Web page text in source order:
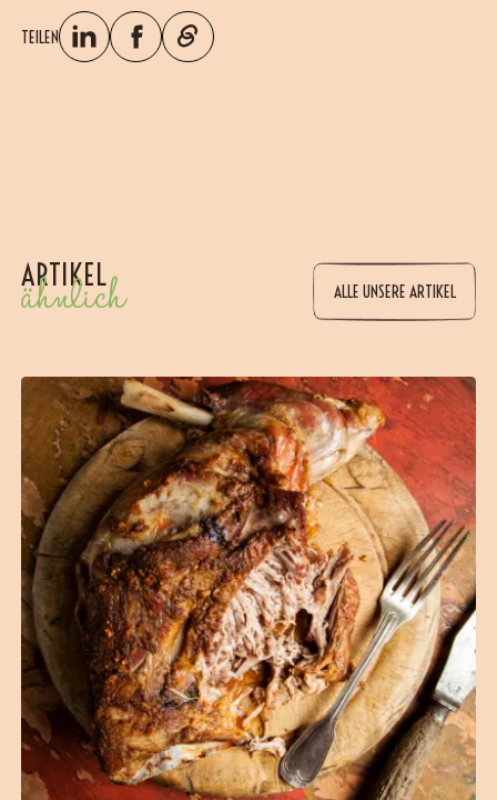
TEILEN
ARTIKEL
ähnlich ALLE UNSERE ARTIKEL